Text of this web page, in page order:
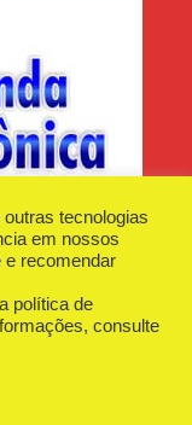
Informática
0001-83
tecnologias
em nossos
e recomendar
política de
consulte